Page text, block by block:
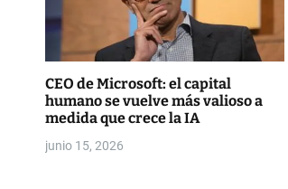
r
a
d
CEO de Microsoft: el capital
humano se vuelve más valioso a
medida que crece la IA
junio 15, 2026